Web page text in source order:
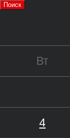
Поиск
Вт
4